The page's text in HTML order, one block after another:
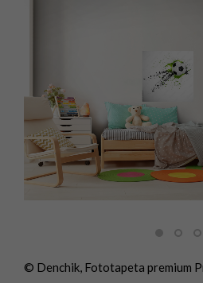
© Denchik, Fototapeta premium